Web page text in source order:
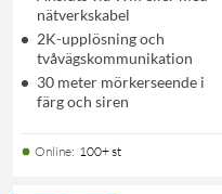
nätverkskabel
2K-upplösning och
tvåvägskommunikation
30 meter mörkerseende i
färg och siren
Online: 100+ st